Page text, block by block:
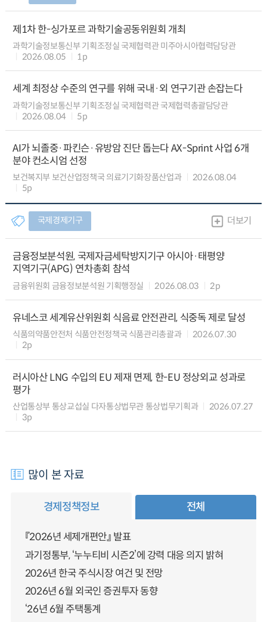
제1차 한-싱가포르 과학기술공동위원회 개최
과학기술정보통신부 기획조정실 국제협력관 미주아시아협력담당관
2026.08.05
1p
세계 최정상 수준의 연구를 위해 국내·외 연구기관 손잡는다
과학기술정보통신부 기획조정실 국제협력관 국제협력총괄담당관
2026.08.04
5p
AI가 뇌졸중·파킨슨·유방암 진단 돕는다 AX-Sprint 사업 6개
분야 컨소시엄 선정
보건복지부 보건산업정책국 의료기기화장품산업과
2026.08.04
5p
국제경제기구 더보기
금융정보분석원, 국제자금세탁방지기구 아시아·태평양
지역기구(APG) 연차총회 참석
금융위원회 금융정보분석원 기획행정실 2026.08.03 2p
유네스코 세계유산위원회 식음료 안전관리, 식중독 제로 달성
식품의약품안전처 식품안전정책국 식품관리총괄과
2026.07.30
2p
러시아산 LNG 수입의 EU 제재 면제, 한-EU 정상외교 성과로
평가
산업통상부 통상교섭실 다자통상법무관 통상법무기획과
2026.07.27
3p
많이 본 자료
경제정책정보 전체
『2026년 세제개편안』 발표
과기정통부, ‘누누티비 시즌2’에 강력 대응 의지 밝혀
2026년 한국 주식시장 여건 및 전망
2026년 6월 외국인 증권투자 동향
‘26년 6월 주택통계